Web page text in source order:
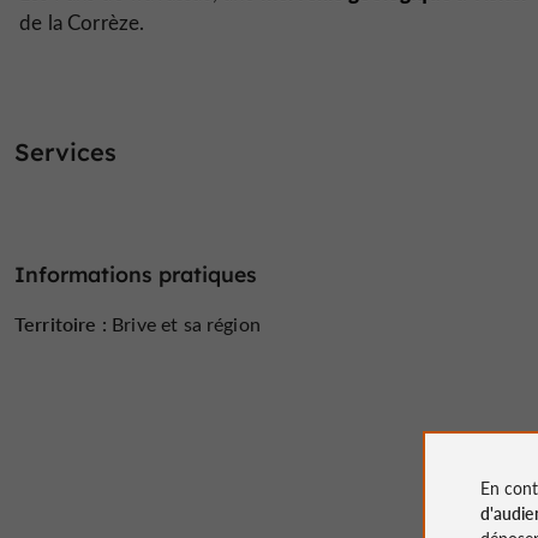
de la Corrèze.
Services
Informations pratiques
Territoire : Brive et sa région
En